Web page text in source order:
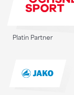
Platin Partner